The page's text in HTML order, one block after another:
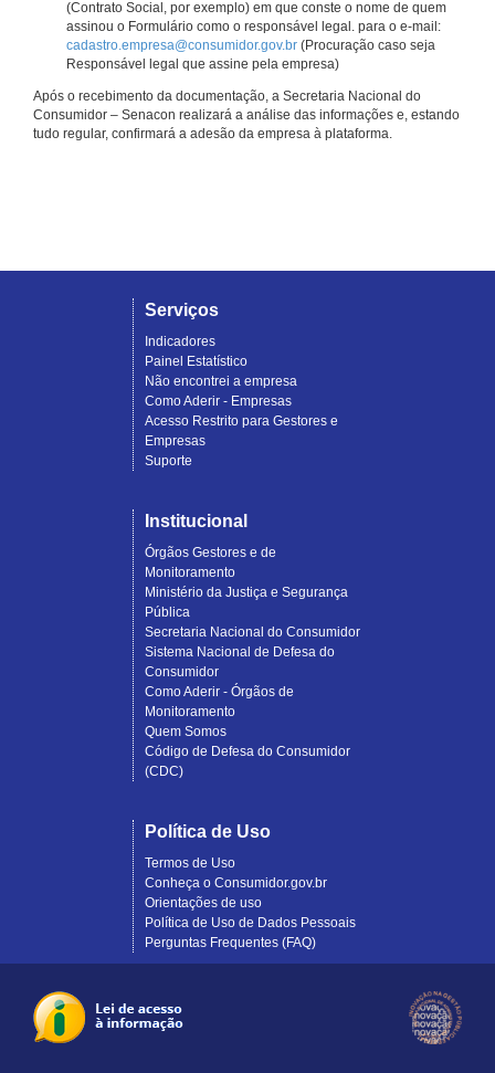
(Contrato Social, por exemplo) em que conste o nome de quem
assinou o Formulário como o responsável legal. para o e-mail:
cadastro.empresa@consumidor.gov.br (Procuração caso seja
Responsável legal que assine pela empresa)
Após o recebimento da documentação, a Secretaria Nacional do
Consumidor – Senacon realizará a análise das informações e, estando
tudo regular, confirmará a adesão da empresa à plataforma.
Serviços
Indicadores
Painel Estatístico
Não encontrei a empresa
Como Aderir - Empresas
Acesso Restrito para Gestores e
Empresas
Suporte
Institucional
Órgãos Gestores e de
Monitoramento
Ministério da Justiça e Segurança
Pública
Secretaria Nacional do Consumidor
Sistema Nacional de Defesa do
Consumidor
Como Aderir - Órgãos de
Monitoramento
Quem Somos
Código de Defesa do Consumidor
(CDC)
Política de Uso
Termos de Uso
Conheça o Consumidor.gov.br
Orientações de uso
Política de Uso de Dados Pessoais
Perguntas Frequentes (FAQ)